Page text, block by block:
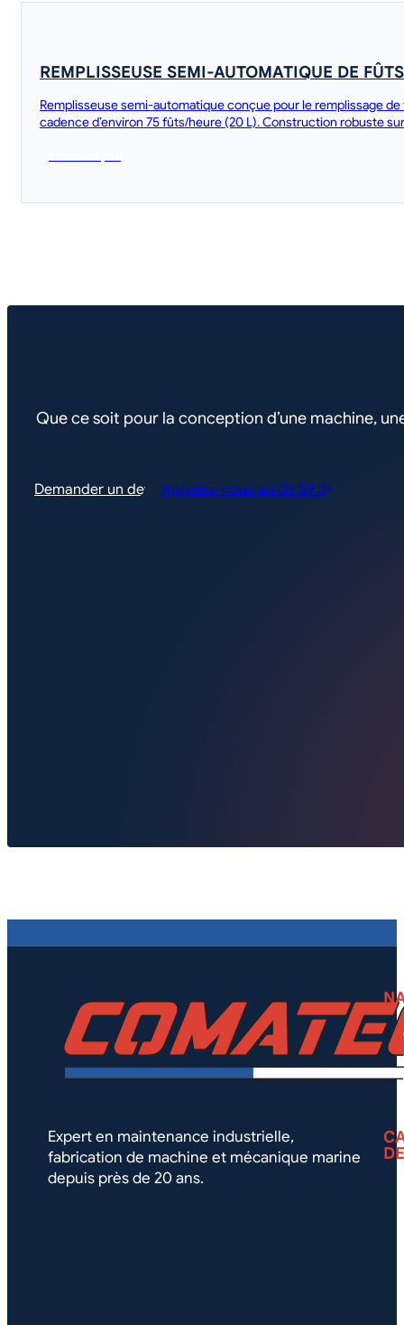
REMPLISSEUSE SEMI-AUTOMATIQUE DE
Remplisseuse semi-automatique conçue pour le remplissage
cadence d’environ 75 fûts/heure (20 L). Construction robuste
Que ce soit pour la conception d’une machine,
Demander un devis Appelez-nous au 06 59 34 52 47
Expert en maintenance industrielle,
fabrication de machine et mécanique marine
depuis près de 20 ans.